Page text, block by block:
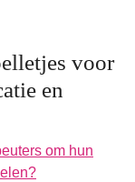
voor
en
om hun